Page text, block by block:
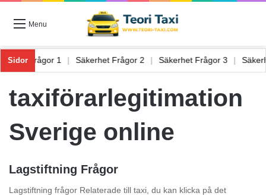
Menu
Sidor Frågor 1 Säkerhet Frågor 2 Säkerhet Frågor 3
taxiförarlegitimation
Sverige online
Lagstiftning Frågor
Lagstiftning frågor Relaterade till taxi, du kan klicka på det